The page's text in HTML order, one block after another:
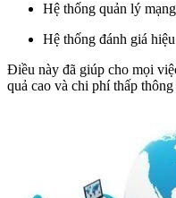
Hệ thống quản lý
Hệ thống đánh giá hiệu
Điều này đã giúp cho mọi
quả cao và chi phí thấp